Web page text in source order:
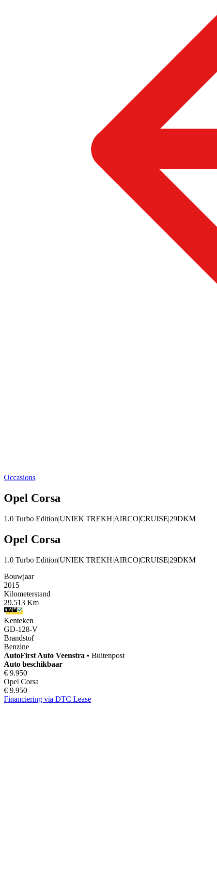
Occasions
Opel Corsa
1.0 Turbo Edition|UNIEK|TREKH|AIRCO|CRUISE|29DKM
Opel Corsa
1.0 Turbo Edition|UNIEK|TREKH|AIRCO|CRUISE|29DKM
Bouwjaar
2015
Kilometerstand
29.513 Km
Kenteken
GD-128-V
Brandstof
Benzine
AutoFirst Auto Veenstra • Buitenpost
Auto beschikbaar
€ 9.950
Opel Corsa
€ 9.950
Financiering via DTC Lease